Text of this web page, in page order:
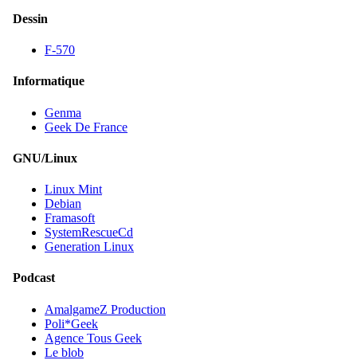
Dessin
F-570
Informatique
Genma
Geek De France
GNU/Linux
Linux Mint
Debian
Framasoft
SystemRescueCd
Generation Linux
Podcast
AmalgameZ Production
Poli*Geek
Agence Tous Geek
Le blob